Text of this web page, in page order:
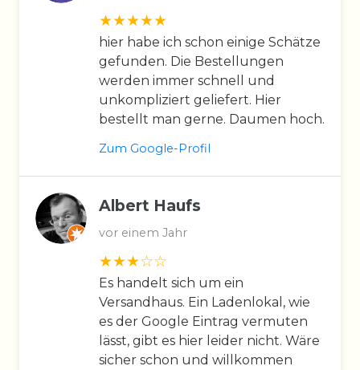
hier habe ich schon einige Schätze
gefunden. Die Bestellungen
werden immer schnell und
unkompliziert geliefert. Hier
bestellt man gerne. Daumen hoch.
Zum Google-Profil
Albert Haufs
vor einem Jahr
Es handelt sich um ein
Versandhaus. Ein Ladenlokal, wie
es der Google Eintrag vermuten
lässt, gibt es hier leider nicht. Wäre
sicher schon und willkommen